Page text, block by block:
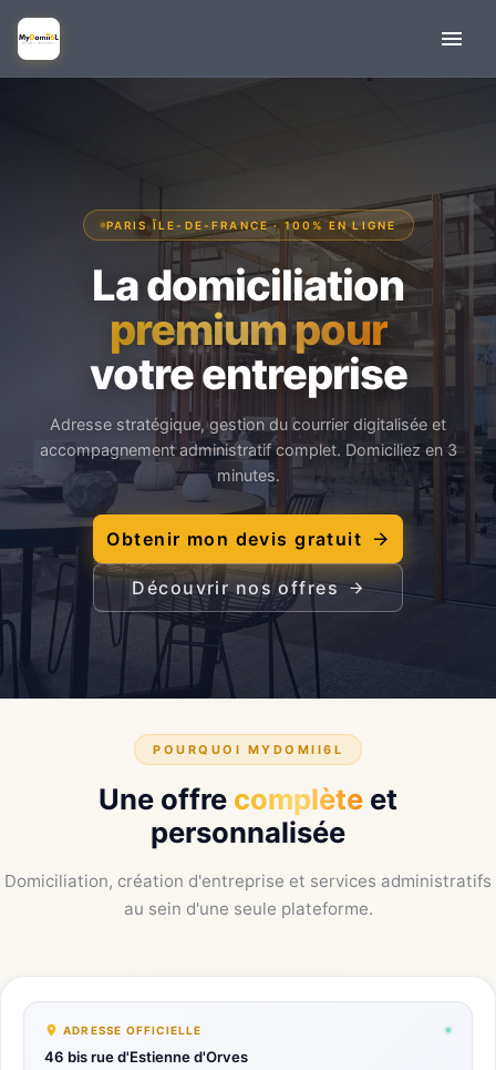
PARIS ÎLE-DE-FRANCE · 100% EN LIGNE
La domiciliation
premium pour
votre entreprise
Adresse stratégique, gestion du courrier digitalisée et
accompagnement administratif complet. Domiciliez en 3
minutes.
Obtenir mon devis gratuit
Découvrir nos offres
POURQUOI MYDOMII6L
Une offre complète et
personnalisée
Domiciliation, création d'entreprise et services administratifs
au sein d'une seule plateforme.
ADRESSE OFFICIELLE
46 bis rue d'Estienne d'Orves